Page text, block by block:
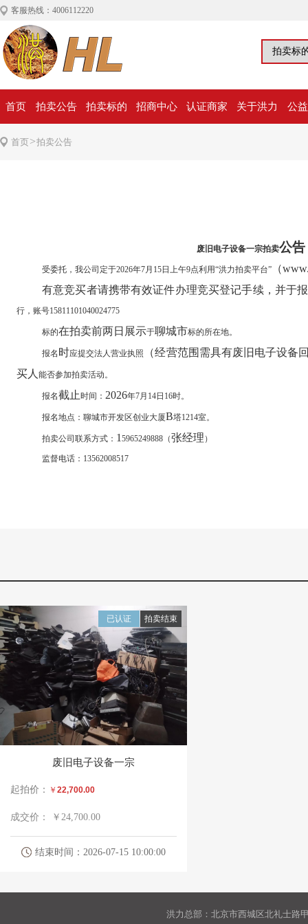
客服热线：4006112220
首页 拍卖公告 拍卖标的 招商中心 认证商家 关于洪力 公
首页>拍卖公告
废旧电子设备一宗拍卖公告
受委托，我公司定于2026年7月 15日上午9点利用“洪力拍卖平台” （
有意竞买者请携带有效证件办理竞买登记手续，并于
行，账号15811101040024775
标的在拍卖前两日展示于聊城市标的所在地。
报名 时应提交法人营业执照
（经营范围需具有废旧电子设备
买人 能否参加拍卖活动。
报名截止 时间： 2026年7月 14日 16时。
报名地点：聊城市开发区创业大厦B塔1214室。
拍卖公司联系方式： 1 5965249888 （张经理 ）
监督电话： 13562008517
拍卖结束
已认证
废旧电子设备一宗
起拍价： ￥ 22,700.00
成交价： ￥24,700.00
结束时间：2026-07-15 10:00:00
洪力总部：北京市西城区北礼士路